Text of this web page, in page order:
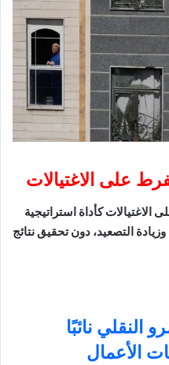
على الاغتيالات
الاغتيالات كأداة استراتيجية
التصعيد، دون تحقيق نتائج
النقلي نائبًا
الأعمال